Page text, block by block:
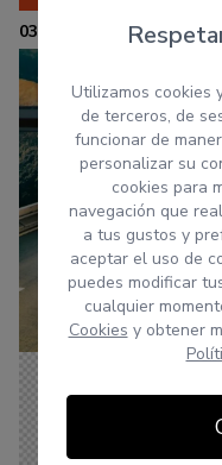
03
Utilizamos cookies
de terceros, de
funcionar de
personalizar su
cookies para
navegación que
a tus gustos y
aceptar el uso de
puedes modificar
cualquier
Cookies y obtener